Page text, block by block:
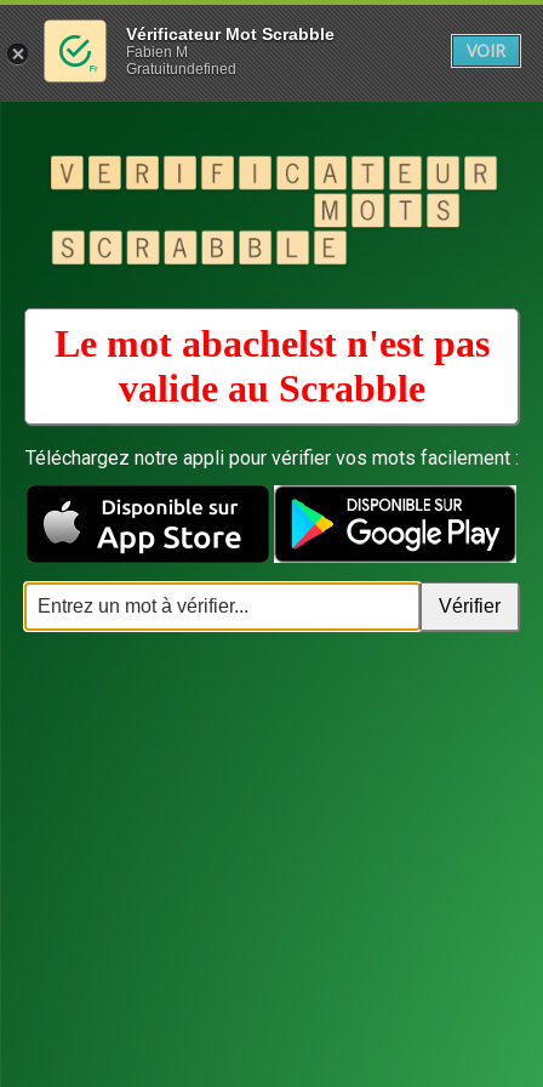
Le mot abachelst n'est pas
valide au Scrabble
Téléchargez notre appli pour vérifier vos mots facilement :
Vérificateur Mot Scrabble
Fabien M
Gratuitundefined
VOIR